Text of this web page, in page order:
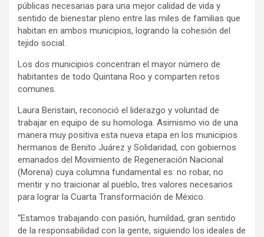
públicas necesarias para una mejor calidad de vida y
sentido de bienestar pleno entre las miles de familias que
habitan en ambos municipios, logrando la cohesión del
tejido social.
Los dos municipios concentran el mayor número de
habitantes de todo Quintana Roo y comparten retos
comunes.
Laura Beristain, reconoció el liderazgo y voluntad de
trabajar en equipo de su homologa. Asimismo vio de una
manera muy positiva esta nueva etapa en los municipios
hermanos de Benito Juárez y Solidaridad, con gobiernos
emanados del Movimiento de Regeneración Nacional
(Morena) cuya columna fundamental es: no robar, no
mentir y no traicionar al pueblo, tres valores necesarios
para lograr la Cuarta Transformación de México.
“Estamos trabajando con pasión, humildad, gran sentido
de la responsabilidad con la gente, siguiendo los ideales de